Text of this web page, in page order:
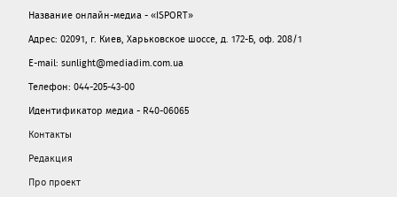
Название онлайн-медиа - «ISPORT»
Адрес: 02091, г. Киев, Харьковское шоссе, д. 172-Б, оф. 208/1
E-mail: sunlight@mediadim.com.ua
Телефон: 044-205-43-00
Идентификатор медиа - R40-06065
Контакты
Редакция
Про проект